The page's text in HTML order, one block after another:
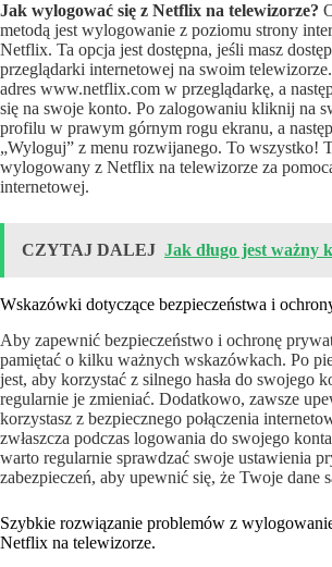
Jak wylogować się z Netflix na telewizorze?
metodą jest wylogowanie z poziomu strony
Netflix. Ta opcja jest dostępna, jeśli masz
przeglądarki internetowej na swoim
adres www.netflix.com w przeglądarkę, a
się na swoje konto. Po zalogowaniu kliknij na
profilu w prawym górnym rogu ekranu, a
„Wyloguj” z menu rozwijanego. To wszystko!
wylogowany z Netflix na telewizorze za
internetowej.
CZYTAJ DALEJ Jak długo jest ważny
Wskazówki dotyczące bezpieczeństwa i
Aby zapewnić bezpieczeństwo i ochronę
pamiętać o kilku ważnych wskazówkach. Po
jest, aby korzystać z silnego hasła do swojego
regularnie je zmieniać. Dodatkowo, zawsze
korzystasz z bezpiecznego połączenia
zwłaszcza podczas logowania do swojego
warto regularnie sprawdzać swoje ustawienia
zabezpieczeń, aby upewnić się, że Twoje dane
Szybkie rozwiązanie problemów z
Netflix na telewizorze.